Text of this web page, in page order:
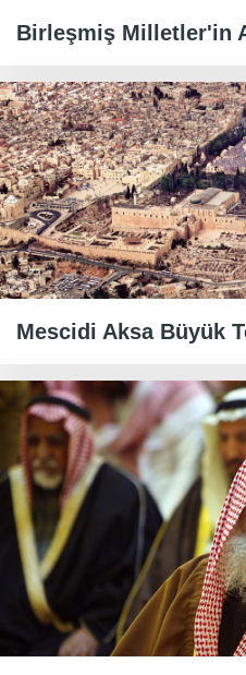
Birleşmiş Milletler'in
Mescidi Aksa Büyük